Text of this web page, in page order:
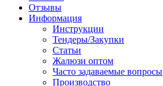
Отзывы
Информация
Инструкции
Тендеры/Закупки
Статьи
Жалюзи оптом
Часто задаваемые вопросы
Производство